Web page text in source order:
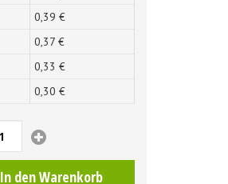
0,39 €
0,37 €
0,33 €
0,30 €
In den Warenkorb